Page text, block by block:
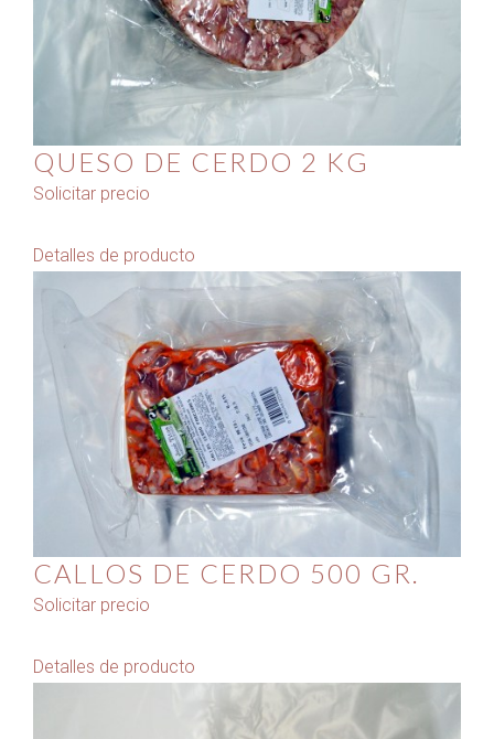
QUESO DE CERDO 2 KG
Solicitar precio
Detalles de producto
CALLOS DE CERDO 500 GR.
Solicitar precio
Detalles de producto